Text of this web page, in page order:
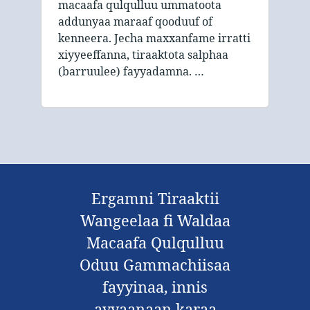
macaafa qulqulluu ummatoota
addunyaa maraaf qooduuf of
kenneera. Jecha maxxanfame irratti
xiyyeeffanna, tiraaktota salphaa
(barruulee) fayyadamna. …
Ergamni Tiraaktii
Wangeelaa fi Waldaa
Macaafa Qulqulluu
Oduu Gammachiisaa
fayyinaa, innis